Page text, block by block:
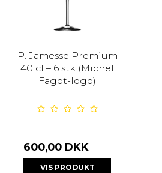
P. Jamesse Premium
40 cl – 6 stk (Michel
Fagot-logo)
600,00 DKK
VIS PRODUKT